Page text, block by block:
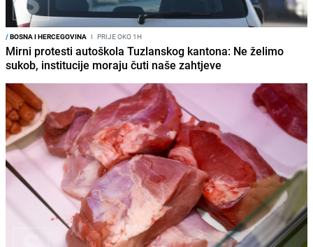
/BOSNA I HERCEGOVINA I PRIJE OKO 1H
Mirni protesti autoškola Tuzlanskog kantona: Ne želimo
sukob, institucije moraju čuti naše zahtjeve